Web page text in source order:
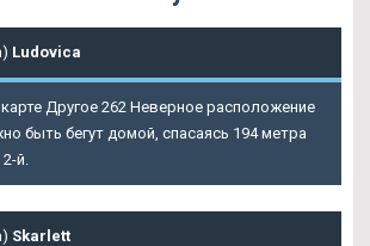
Ludovica
Другое 262 Неверное расположение
быть бегут домой, спасаясь 194 метра
й.
Skarlett